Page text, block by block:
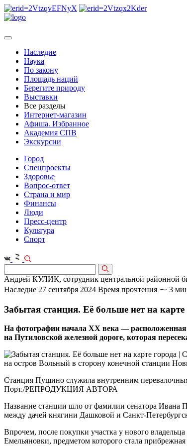
Наследие
Наука
По закону
Площадь наций
Берегите природу
Выставки
Все разделы
Интернет-магазин
Афиша. Избранное
Академия СПВ
Экскурсии
Город
Спецпроекты
Здоровье
Вопрос-ответ
Страна и мир
Финансы
Люди
Пресс-центр
Культура
Спорт
Андрей КУЛИК, сотрудник центральной районной
Наследие 27 сентября 2024 Время прочтения ⁓ 3
Забытая станция. Её больше нет на карте
На фотографии начала ХХ века — расположенная
на Путиловской железной дороге, которая
Станция Пущино служила внутренним
Порт./РЕПРОДУКЦИЯ АВТОРА
Название станции шло от фамилии сенатора Ивана
между дачей княгини Дашковой и Санкт-
Впрочем, после покупки участка у нового
Емельяновки, предметом которого стала